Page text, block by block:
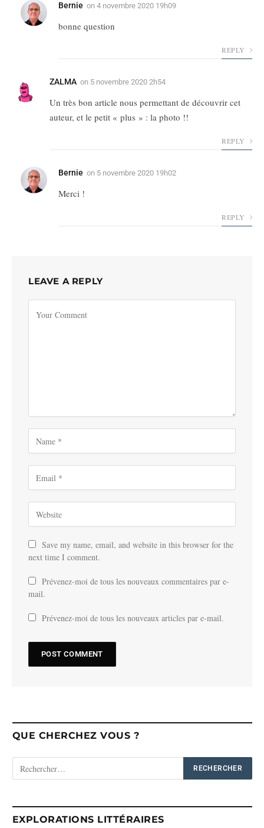
Bernie on 4 novembre 2020 19h09
bonne question
REPLY
ZALMA on 5 novembre 2020 2h54
Un très bon article nous permettant de découvrir cet
auteur, et le petit « plus » : la photo !!
REPLY
Bernie on 5 novembre 2020 19h02
Merci !
REPLY
LEAVE A REPLY
Save my name, email, and website in this browser for the
next time I comment.
Prévenez-moi de tous les nouveaux commentaires par e-
mail.
Prévenez-moi de tous les nouveaux articles par e-mail.
QUE CHERCHEZ VOUS ?
EXPLORATIONS LITTÉRAIRES